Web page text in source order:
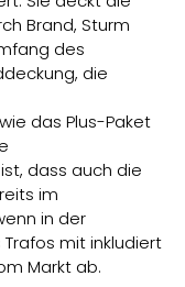
Brand, Sturm
des
die
das Plus-Paket
dass auch die
im
in der
mit inkludiert
Markt ab.